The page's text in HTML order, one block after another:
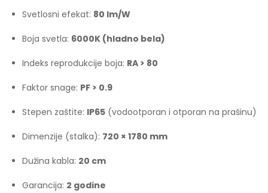
Svetlosni efekat: 80 lm/W
Boja svetla: 6000K (hladno bela)
Indeks reprodukcije boja: RA > 80
Faktor snage: PF > 0.9
Stepen zaštite: IP65 (vodootporan i otporan na prašinu)
Dimenzije (stalka): 720 × 1780 mm
Dužina kabla: 20 cm
Garancija: 2 godine